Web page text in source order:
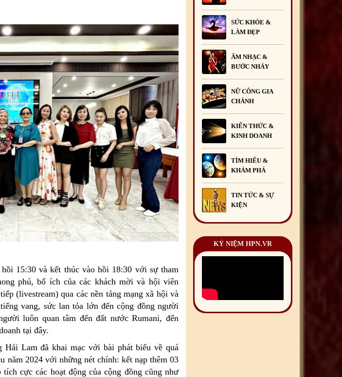
15:30 và kết thúc vào hồi 18:30 với sự tham
phú, bổ ích của các khách mời và hội viên
(livestream) qua các nền tảng mạng xã hội và
vang, sức lan tỏa lớn đến cộng đồng người
luôn quan tâm đến đất nước Rumani, đến
tại đây.
Lam đã khai mạc với bài phát biểu về quá
năm 2024 với những nét chính: kết nạp thêm 03
cực các hoạt động của cộng đồng cũng như
SỨC KHỎE &
LÀM ĐẸP
ÂM NHẠC &
BƯỚC NHẢY
NỮ CÔNG GIA
CHÁNH
KIẾN THỨC &
KINH DOANH
TÌM HIỂU &
KHÁM PHÁ
TIN TỨC & SỰ
KIỆN
KỶ NIỆM HPN.VR